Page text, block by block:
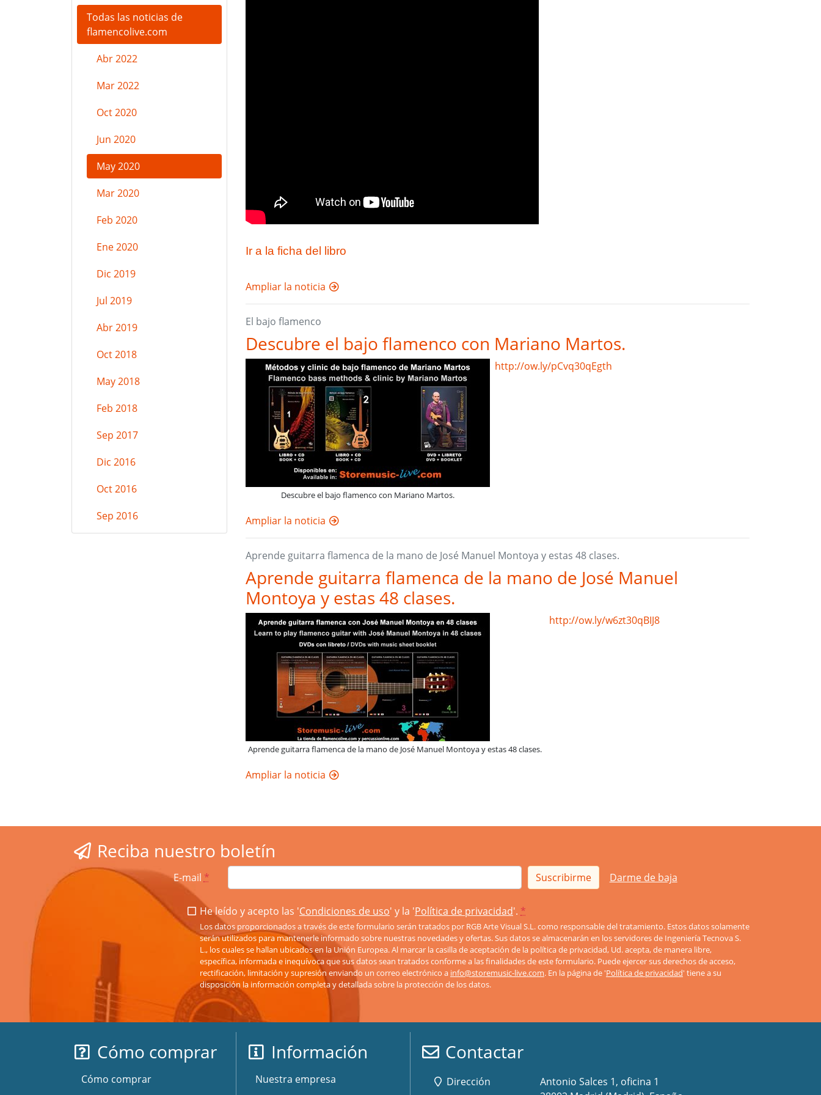
Todas las noticias de
flamencolive.com
Abr 2022
Mar 2022
Oct 2020
Jun 2020
May 2020
Mar 2020
Feb 2020
Ene 2020
Dic 2019
Jul 2019
Abr 2019
Oct 2018
May 2018
Feb 2018
Sep 2017
Dic 2016
Oct 2016
Sep 2016
Ir a la ficha del libro
Ampliar la noticia
El bajo flamenco
Descubre el bajo flamenco con Mariano Martos.
Descubre el bajo flamenco con Mariano Martos.
http://ow.ly/pCvq30qEgth
Ampliar la noticia
Aprende guitarra flamenca de la mano de José Manuel Montoya y estas 48 clases.
Aprende guitarra flamenca de la mano de José Manuel
Montoya y estas 48 clases.
Aprende guitarra flamenca de la mano de José Manuel Montoya y estas 48 clases.
http://ow.ly/w6zt30qBIJ8
Ampliar la noticia
Reciba nuestro boletín
E-mail * Suscribirme Darme de baja
He leído y acepto las 'Condiciones de uso' y la 'Política de privacidad'. *
Los datos proporcionados a través de este formulario serán tratados por RGB Arte Visual S.L. como responsable del tratamiento. Estos datos solamente
serán utilizados para mantenerle informado sobre nuestras novedades y ofertas. Sus datos se almacenarán en los servidores de Ingeniería Tecnova S.
L., los cuales se hallan ubicados en la Unión Europea. Al marcar la casilla de aceptación de la política de privacidad, Ud. acepta, de manera libre,
específica, informada e inequívoca que sus datos sean tratados conforme a las finalidades de este formulario. Puede ejercer sus derechos de acceso,
rectificación, limitación y supresión enviando un correo electrónico a info@storemusic-live.com. En la página de 'Política de privacidad' tiene a su
disposición la información completa y detallada sobre la protección de los datos.
Cómo comprar
Cómo comprar
Información
Nuestra empresa
Contactar
Dirección
Antonio Salces 1, oficina 1